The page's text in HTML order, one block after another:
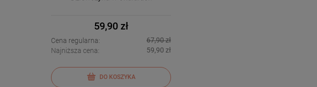
59,90 zł
Cena regularna:
67,90 zł
Najniższa cena:
59,90 zł
DO KOSZYKA